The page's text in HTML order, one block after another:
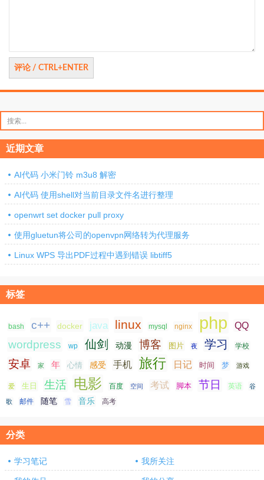
索：
近期文章
AI代码 小米门铃 m3u8 解密
AI代码 使用shell对当前目录文件名进行整理
openwrt set docker pull proxy
使用gluetun将公司的openvpn网络转为代理服务
Linux WPS 导出PDF过程中遇到错误 libtiff5
标签
bash c++ docker java linux mysql nginx php QQ
wordpress wp 仙剑 动漫 博客 图片 夜 学习 学校
安卓 家 年 心情 感受 手机 旅行 日记 时间 梦 游戏
爱 生日 生活 电影 百度 空间 考试 脚本 节日 英语 谷
歌 邮件 随笔 雪 音乐 高考
分类
学习笔记 我所关注